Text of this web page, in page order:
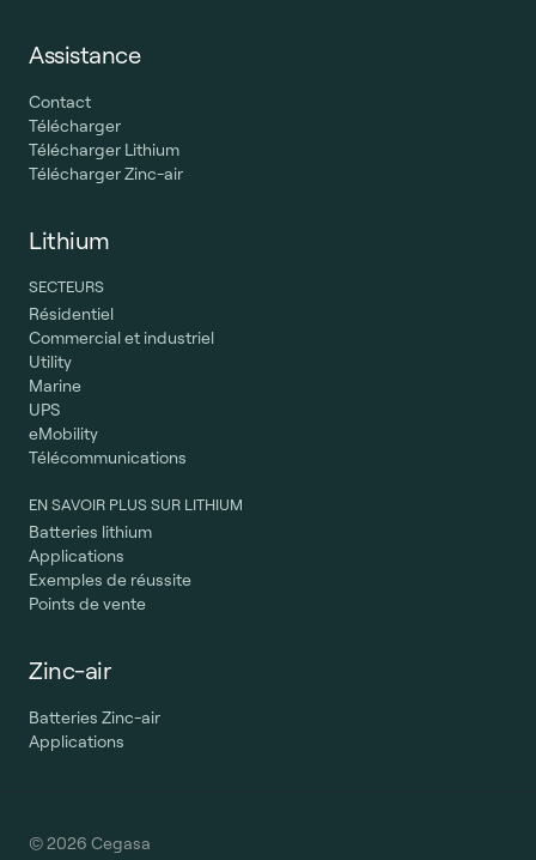
Assistance
Contact
Télécharger
Télécharger Lithium
Télécharger Zinc-air
Lithium
SECTEURS
Résidentiel
Commercial et industriel
Utility
Marine
UPS
eMobility
Télécommunications
EN SAVOIR PLUS SUR LITHIUM
Batteries lithium
Applications
Exemples de réussite
Points de vente
Zinc-air
Batteries Zinc-air
Applications
© 2026 Cegasa